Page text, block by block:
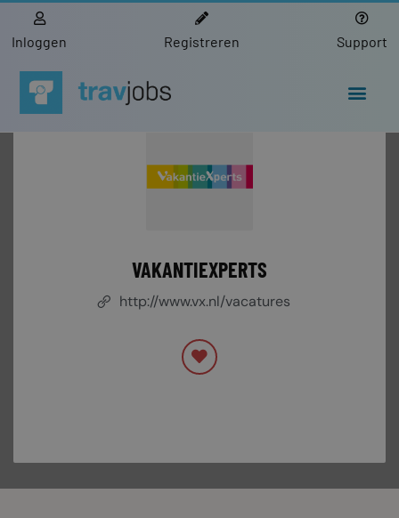
Inloggen Registreren Support
VAKANTIEXPERTS
http://www.vx.nl/vacatures